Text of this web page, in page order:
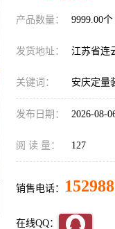
产品数量： 9999.00个
发货地址： 江苏省连
关键词： 安庆定量
发布日期： 2026-08-
阅 读 量： 127
销售电话：
在线QQ：